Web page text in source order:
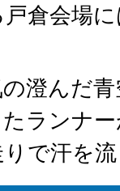
倉会場
澄んだ
ランナ
で汗を